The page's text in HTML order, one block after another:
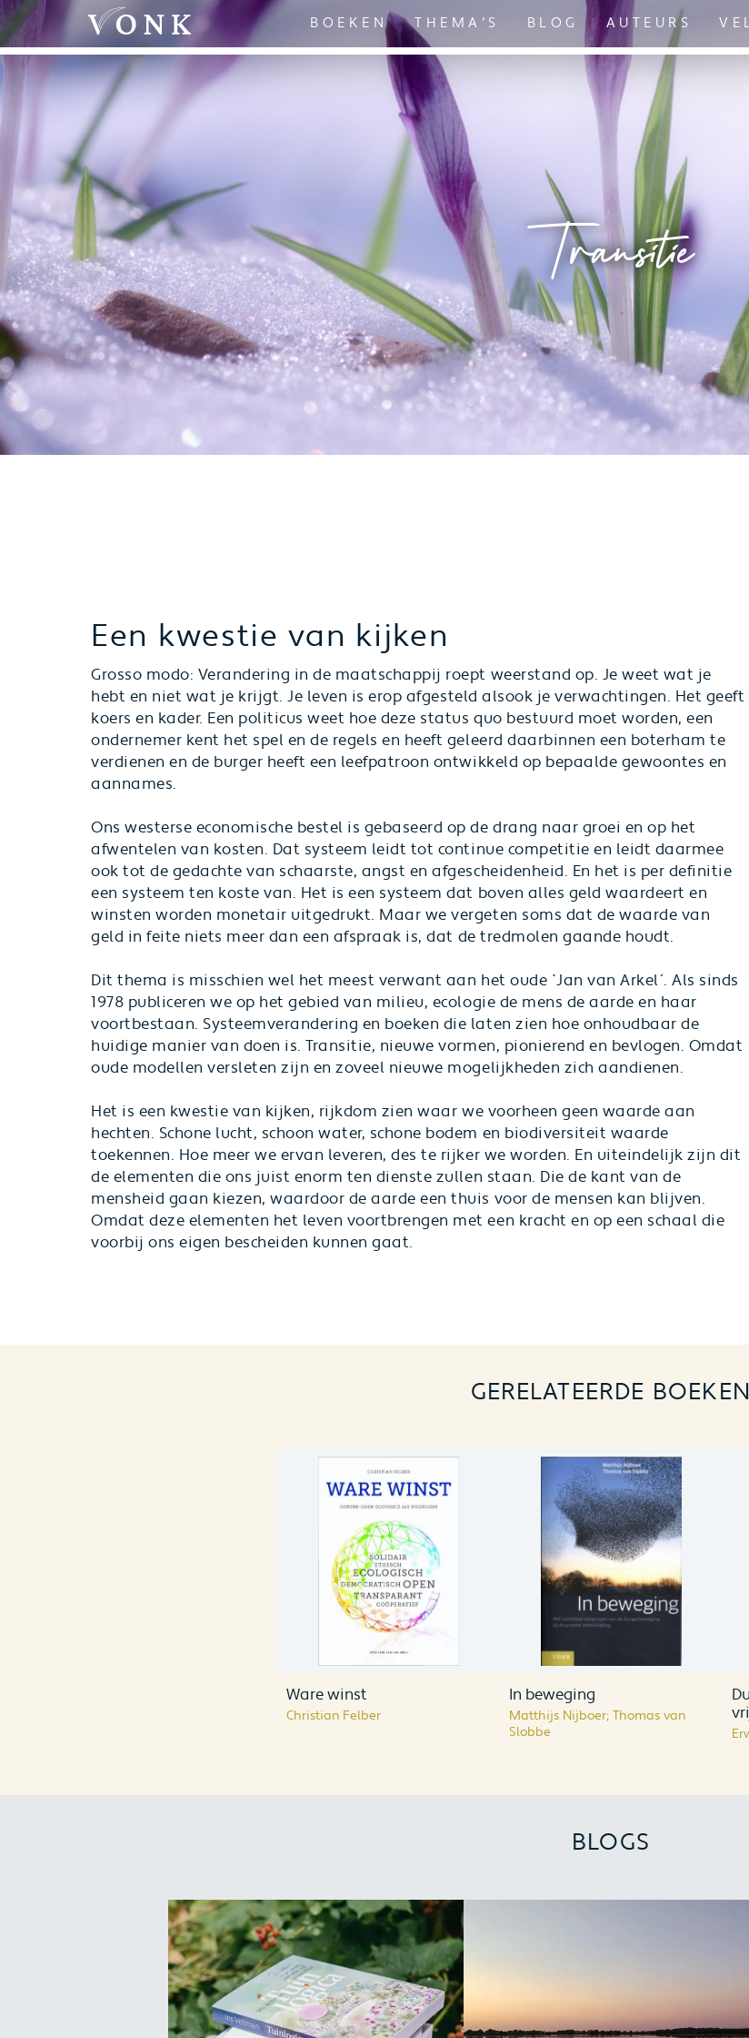
BOEKEN THEMA’S BLOG AUTEURS
Transitie
Een kwestie van kijken
Grosso modo: Verandering in de maatschappij roept weerstand op. Je weet wat je
hebt en niet wat je krijgt. Je leven is erop afgesteld alsook je verwachtingen. Het geeft
koers en kader. Een politicus weet hoe deze status quo bestuurd moet worden, een
ondernemer kent het spel en de regels en heeft geleerd daarbinnen een boterham te
verdienen en de burger heeft een leefpatroon ontwikkeld op bepaalde gewoontes en
aannames.
Ons westerse economische bestel is gebaseerd op de drang naar groei en op het
afwentelen van kosten. Dat systeem leidt tot continue competitie en leidt daarmee
ook tot de gedachte van schaarste, angst en afgescheidenheid. En het is per definitie
een systeem ten koste van. Het is een systeem dat boven alles geld waardeert en
winsten worden monetair uitgedrukt. Maar we vergeten soms dat de waarde van
geld in feite niets meer dan een afspraak is, dat de tredmolen gaande houdt.
Dit thema is misschien wel het meest verwant aan het oude `Jan van Arkel´. Als sinds
1978 publiceren we op het gebied van milieu, ecologie de mens de aarde en haar
voortbestaan. Systeemverandering en boeken die laten zien hoe onhoudbaar de
huidige manier van doen is. Transitie, nieuwe vormen, pionierend en bevlogen. Omdat
oude modellen versleten zijn en zoveel nieuwe mogelijkheden zich aandienen.
Het is een kwestie van kijken, rijkdom zien waar we voorheen geen waarde aan
hechten. Schone lucht, schoon water, schone bodem en biodiversiteit waarde
toekennen. Hoe meer we ervan leveren, des te rijker we worden. En uiteindelijk zijn dit
de elementen die ons juist enorm ten dienste zullen staan. Die de kant van de
mensheid gaan kiezen, waardoor de aarde een thuis voor de mensen kan blijven.
Omdat deze elementen het leven voortbrengen met een kracht en op een schaal die
voorbij ons eigen bescheiden kunnen gaat.
GERELATEERDE BOEKEN
Ware winst
Christian Felber
In beweging
Matthijs Nijboer; Thomas van
Slobbe
BLOGS